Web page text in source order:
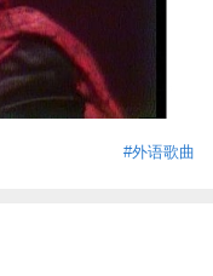
#外语歌曲